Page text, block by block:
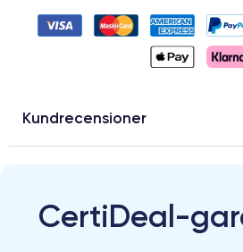
Kundrecensioner
CertiDeal-